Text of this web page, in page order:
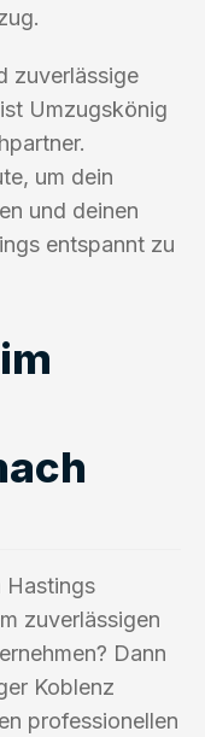
zuverlässige
Umzugskönig
um dein
und deinen
entspannt zu
Hastings
zuverlässigen
Dann
Koblenz
professionellen